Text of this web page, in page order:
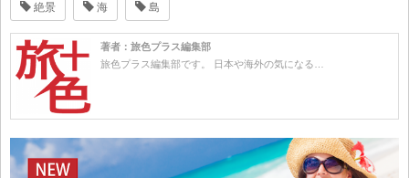
絶景 海 島
著者：旅色プラス編集部
旅色プラス編集部です。 日本や海外の気になる…